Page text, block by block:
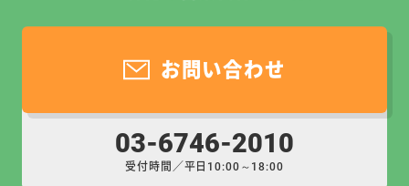
お問い合わせ
03-6746-2010
受付時間／平日10:00～18:00